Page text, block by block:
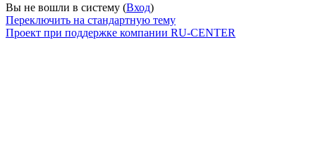
Вы не вошли в систему (Вход)
Переключить на стандартную тему
Проект при поддержке компании RU-CENTER